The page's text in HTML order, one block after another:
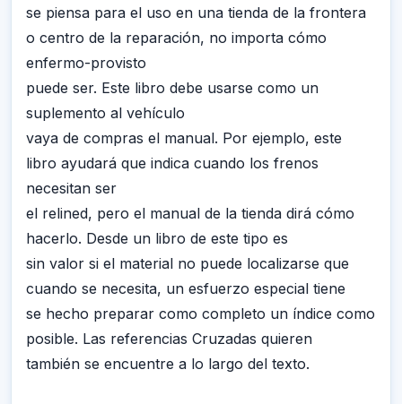
se piensa para el uso en una tienda de la frontera
o centro de la reparación, no importa cómo
enfermo-provisto
puede ser. Este libro debe usarse como un
suplemento al vehículo
vaya de compras el manual. Por ejemplo, este
libro ayudará que indica cuando los frenos
necesitan ser
el relined, pero el manual de la tienda dirá cómo
hacerlo. Desde un libro de este tipo es
sin valor si el material no puede localizarse que
cuando se necesita, un esfuerzo especial tiene
se hecho preparar como completo un índice como
posible. Las referencias Cruzadas quieren
también se encuentre a lo largo del texto.